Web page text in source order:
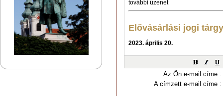
Az Ön e-mail címe :
A címzett e-mail címe :